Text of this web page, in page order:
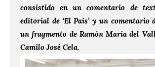
consistido en un comentario de
editorial de ‘El País’ y un comentario
un fragmento de Ramón María del
Camilo José Cela.